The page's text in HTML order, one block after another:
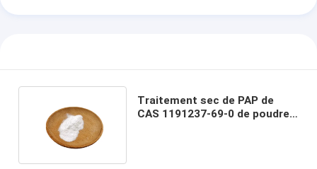
Traitement sec de PAP de
CAS 1191237-69-0 de poudre